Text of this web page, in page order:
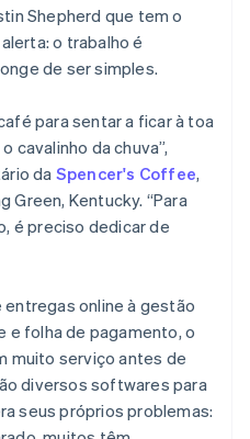
a infraestrutura
Shepherd que tem o
o trabalho é
de ser simples.
para sentar a ficar à toa
cavalinho da chuva”,
da Spencer's Coffee,
Green, Kentucky. “Para
é preciso dedicar de
online à gestão
e folha de pagamento, o
muito serviço antes de
diversos softwares para
seus próprios problemas: